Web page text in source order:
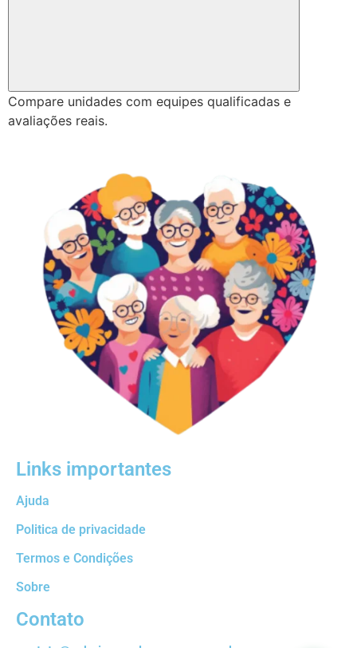
Compare unidades com equipes qualificadas e
avaliações reais.
Links importantes
Ajuda
Politica de privacidade
Termos e Condições
Sobre
Contato